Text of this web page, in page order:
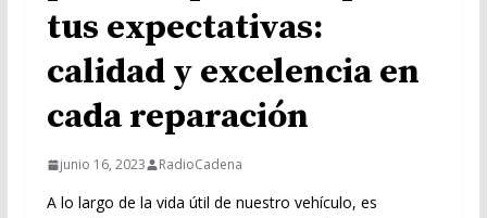
tus expectativas:
calidad y excelencia en
cada reparación
junio 16, 2023 RadioCadena
A lo largo de la vida útil de nuestro vehículo, es